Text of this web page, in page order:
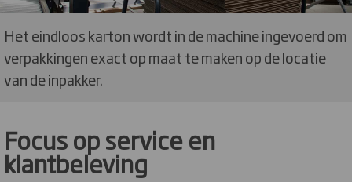
Het eindloos karton wordt in de machine ingevoerd om
verpakkingen exact op maat te maken op de locatie
van de inpakker.
Focus op service en
klantbeleving